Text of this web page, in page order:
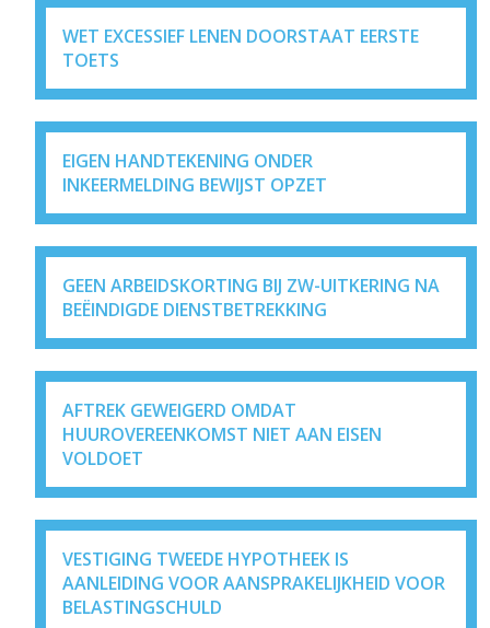
WET EXCESSIEF LENEN DOORSTAAT EERSTE
TOETS
EIGEN HANDTEKENING ONDER
INKEERMELDING BEWIJST OPZET
GEEN ARBEIDSKORTING BIJ ZW-UITKERING NA
BEËINDIGDE DIENSTBETREKKING
AFTREK GEWEIGERD OMDAT
HUUROVEREENKOMST NIET AAN EISEN
VOLDOET
VESTIGING TWEEDE HYPOTHEEK IS
AANLEIDING VOOR AANSPRAKELIJKHEID VOOR
BELASTINGSCHULD